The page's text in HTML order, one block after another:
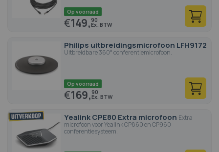
Op voorraad
€149,90
Philips uitbreidingsmicrofoon LFH9172
Uitbreidbare 360° conferentiemicrofoon.
Op voorraad
€169,90
Yealink CPE80 Extra microfoon Extra
microfoon voor Yealink CP860 en CP960
conferentiesysteem.